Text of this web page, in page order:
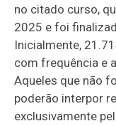
no citado curso,
2025 e foi
Inicialmente,
com frequência e
Aqueles que não
poderão interpor
exclusivamente